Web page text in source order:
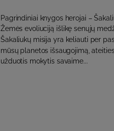
Pagrindiniai knygos herojai –
Žemės evoliuciją išlikę senųjų
Šakaliukų misija yra keliauti per
mūsų planetos išsaugojimą,
užduotis mokytis savaime...